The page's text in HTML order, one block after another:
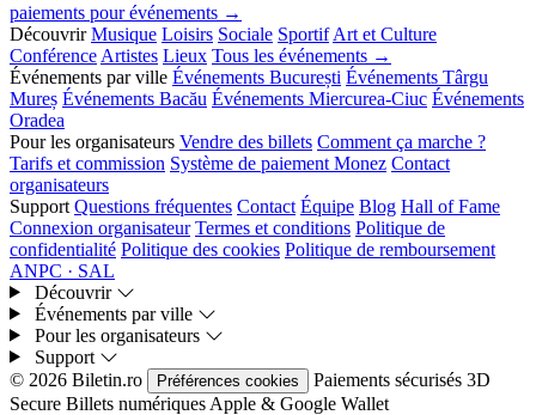
paiements pour événements →
Découvrir Musique Loisirs Sociale Sportif Art et Culture
Conférence Artistes Lieux Tous les événements →
Événements par ville Événements București Événements Târgu
Mureș Événements Bacău Événements Miercurea-Ciuc Événements
Oradea
Pour les organisateurs Vendre des billets Comment ça marche ?
Tarifs et commission Système de paiement Monez Contact
organisateurs
Support Questions fréquentes Contact Équipe Blog Hall of Fame
Connexion organisateur Termes et conditions Politique de
confidentialité Politique des cookies Politique de remboursement
ANPC · SAL
Découvrir
Événements par ville
Pour les organisateurs
Support
© 2026 Biletin.ro
Préférences cookies Paiements sécurisés 3D
Secure Billets numériques Apple & Google Wallet